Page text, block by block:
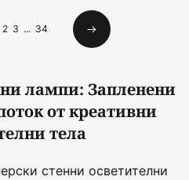
2 3 ... 34
Следваща
лампи: Запленени
от креативни
тела
стенни осветителни